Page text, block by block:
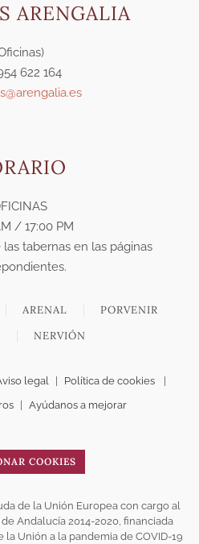
ARENGALIA
622 164
/ 17:00 PM
tabernas en las páginas
ARENAL
PORVENIR
NERVIÓN
legal Política de cookies
Ayúdanos a mejorar
COOKIES
de la Unión Europea con cargo al
Andalucía 2014-2020, financiada
Unión a la pandemia de COVID-19